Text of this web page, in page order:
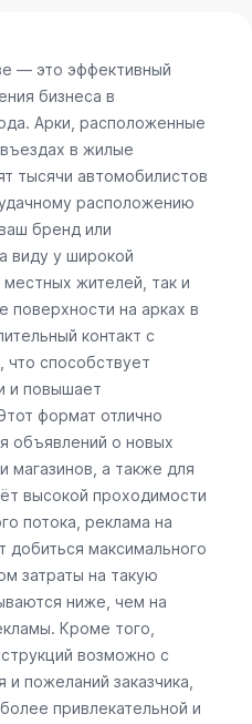
— это эффективный
бизнеса в
Арки, расположенные
в жилые
тысячи автомобилистов
расположению
бренд или
виду у широкой
местных жителей, так и
поверхности на арках в
контакт с
что способствует
и повышает
формат отлично
объявлений о новых
магазинов, а также для
высокой проходимости
потока, реклама на
добиться максимального
затраты на такую
ниже, чем на
Кроме того,
возможно с
пожеланий заказчика,
привлекательной и